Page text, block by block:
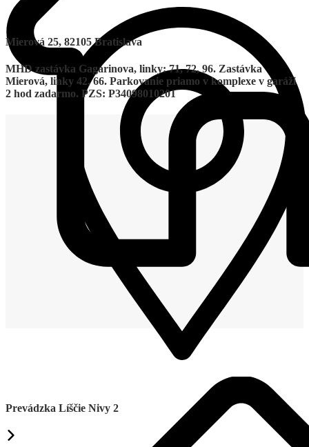
Mierová 25, 82105 Bratislava
MHD zastávka Gagarinova, linky: 71, 72, 96. Zastávka
Mierová, linky 42, 66. Parkovanie priamo v komplexe v garáži
2 hod zadarmo. PZS: P34098010201
Prevádzka Líščie Nivy 2